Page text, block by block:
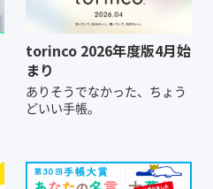
torinco 2026年度版4月始
まり
ありそうでなかった、ちょう
どいい手帳。